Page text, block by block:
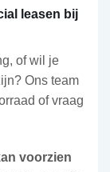
leasen bij
of wil je
Ons team
of vraag
voorzien